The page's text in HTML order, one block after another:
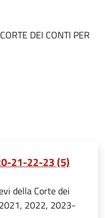
DEI CONTI PER
21-22-23 (5)
della Corte dei
2022, 2023-